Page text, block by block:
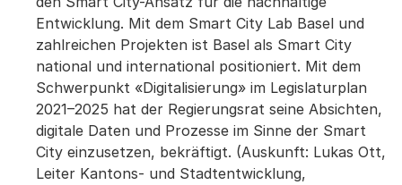
Entwicklung. Mit dem Smart City Lab Basel und
zahlreichen Projekten ist Basel als Smart City
national und international positioniert. Mit dem
Schwerpunkt «Digitalisierung» im Legislaturplan
2021–2025 hat der Regierungsrat seine Absichten,
digitale Daten und Prozesse im Sinne der Smart
City einzusetzen, bekräftigt. (Auskunft: Lukas Ott,
Leiter Kantons- und Stadtentwicklung,